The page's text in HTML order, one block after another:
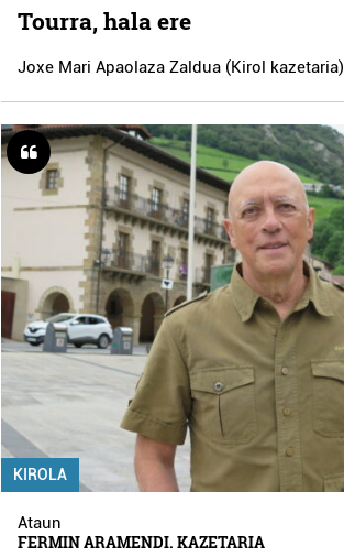
Tourra, hala ere
Joxe Mari Apaolaza Zaldua (Kirol kazetaria)
KIROLA
Ataun
FERMIN ARAMENDI. KAZETARIA